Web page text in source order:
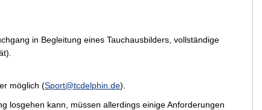
in Begleitung eines Tauchausbilders, vollständige
möglich (Sport@tcdelphin.de).
losgehen kann, müssen allerdings einige Anforderungen